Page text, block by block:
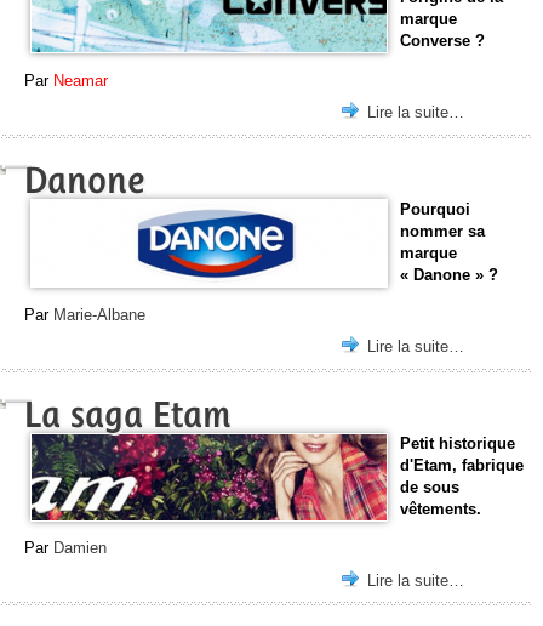
marque
Converse ?
Par Neamar
Lire la suite…
Danone
Pourquoi
nommer sa
marque
« Danone » ?
Par Marie-Albane
Lire la suite…
La saga Etam
Petit historique
d'Etam, fabrique
de sous
vêtements.
Par Damien
Lire la suite…